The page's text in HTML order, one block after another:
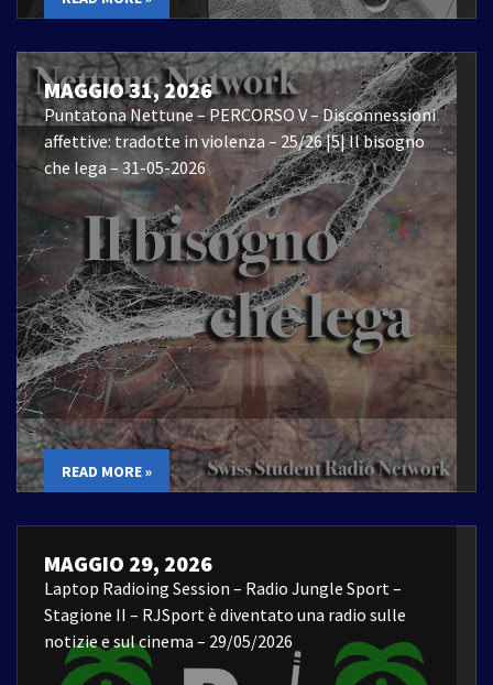
MAGGIO 31, 2026
Puntatona Nettune – PERCORSO V – Disconnessioni
affettive: tradotte in violenza – 25/26 |5| Il bisogno
che lega – 31-05-2026
READ MORE »
MAGGIO 29, 2026
Laptop Radioing Session – Radio Jungle Sport –
Stagione II – RJSport è diventato una radio sulle
notizie e sul cinema – 29/05/2026